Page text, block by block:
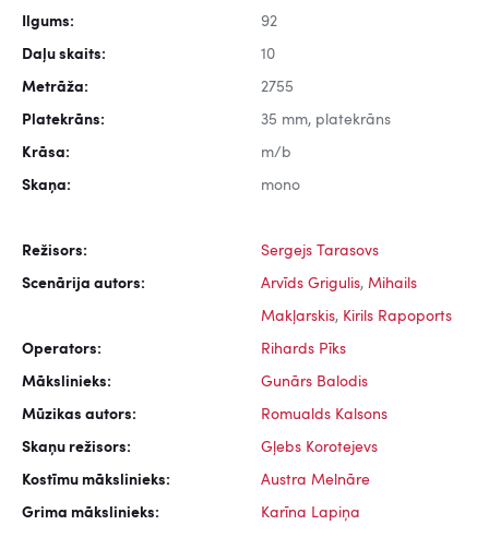
Ilgums: 92
Daļu skaits: 10
Metrāža: 2755
Platekrāns: 35 mm, platekrāns
Krāsa: m/b
Skaņa: mono
Režisors: Sergejs Tarasovs
Scenārija autors: Arvīds Grigulis, Mihails
Makļarskis, Kirils Rapoports
Operators: Rihards Pīks
Mākslinieks: Gunārs Balodis
Mūzikas autors: Romualds Kalsons
Skaņu režisors: Gļebs Korotejevs
Kostīmu mākslinieks: Austra Melnāre
Grima mākslinieks: Karīna Lapiņa